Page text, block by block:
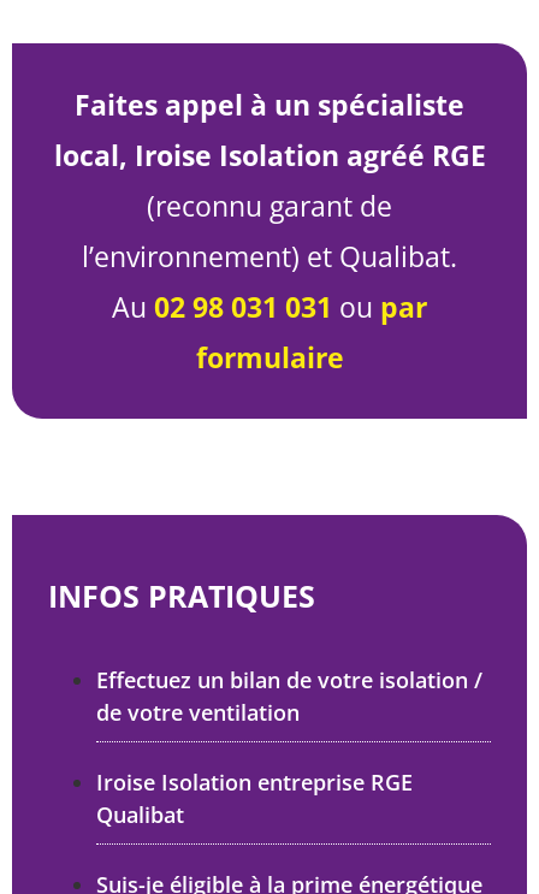
Faites appel à un spécialiste
local, Iroise Isolation agréé RGE
(reconnu garant de
l’environnement) et Qualibat.
Au 02 98 031 031 ou par
formulaire
INFOS PRATIQUES
Effectuez un bilan de votre isolation /
de votre ventilation
Iroise Isolation entreprise RGE
Qualibat
Suis-je éligible à la prime énergétique